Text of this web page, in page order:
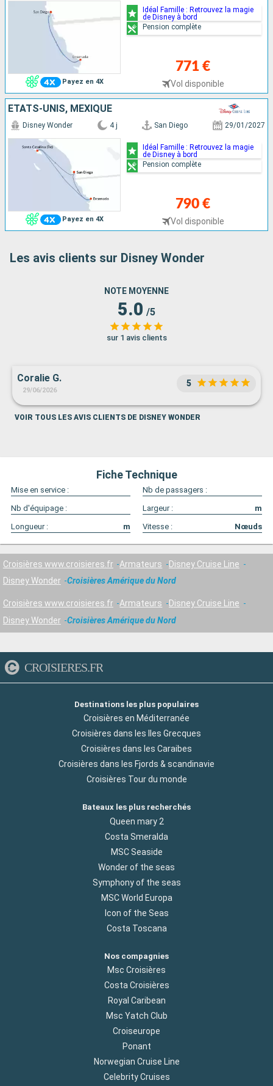
Payez en 4X
771 €
Vol disponible
Idéal Famille : Retrouvez la magie
de Disney à bord
Pension complète
ÉTATS-UNIS, MEXIQUE
Payez en 4X
Disney Wonder 4 j San Diego 29/01/2027
790 €
Vol disponible
Idéal Famille : Retrouvez la magie
de Disney à bord
Pension complète
Les avis clients sur Disney Wonder
NOTE MOYENNE
5.0 /5
sur 1 avis clients
Coralie G.
29/06/2026
5
VOIR TOUS LES AVIS CLIENTS DE DISNEY WONDER
Fiche Technique
Mise en service :
Nb de passagers :
Nb d'équipage :
Largeur :
m
Longueur :
m Vitesse : Nœuds
Croisières www.croisieres.fr Armateurs
Disney Cruise Line
Disney Wonder
Croisières Amérique du Nord
Croisières www.croisieres.fr Armateurs
Disney Cruise Line
Disney Wonder
Croisières Amérique du Nord
CROISIERES.FR
Destinations les plus populaires
Croisières en Méditerranée
Croisières dans les Iles Grecques
Croisières dans les Caraibes
Croisières dans les Fjords & scandinavie
Croisières Tour du monde
Bateaux les plus recherchés
Queen mary 2
Costa Smeralda
MSC Seaside
Wonder of the seas
Symphony of the seas
MSC World Europa
Icon of the Seas
Costa Toscana
Nos compagnies
Msc Croisières
Costa Croisières
Royal Caribean
Msc Yatch Club
Croiseurope
Ponant
Norwegian Cruise Line
Celebrity Cruises